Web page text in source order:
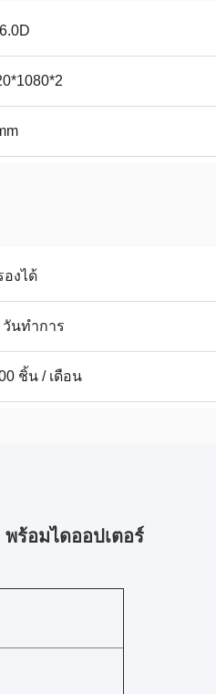
องได้
วันทําการ
ชิ้น / เดือน
พร้อมไดออปเตอร์